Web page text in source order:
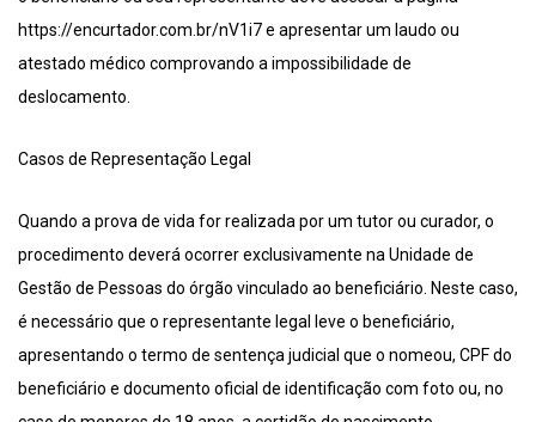
https://encurtador.com.br/nV1i7 e apresentar um laudo ou
atestado médico comprovando a impossibilidade de
deslocamento.
Casos de Representação Legal
Quando a prova de vida for realizada por um tutor ou curador, o
procedimento deverá ocorrer exclusivamente na Unidade de
Gestão de Pessoas do órgão vinculado ao beneficiário. Neste caso,
é necessário que o representante legal leve o beneficiário,
apresentando o termo de sentença judicial que o nomeou, CPF do
beneficiário e documento oficial de identificação com foto ou, no